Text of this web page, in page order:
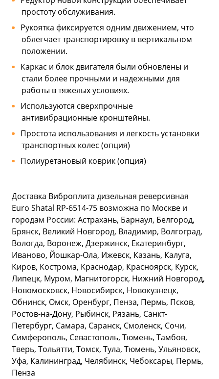
простоту обслуживания.
Рукоятка фиксируется одним движением, что
облегчает транспортировку в вертикальном
положении.
Каркас и блок двигателя были обновлены и
стали более прочными и надежными для
работы в тяжелых условиях.
Используются сверхпрочные
антивибрационные кронштейны.
Простота использования и легкость установки
транспортных колес (опция)
Полиуретановый коврик (опция)
Доставка Виброплита дизельная реверсивная
Euro Shatal RP-6514-75 возможна по Москве и
городам России: Астрахань, Барнаул, Белгород,
Брянск, Великий Новгород, Владимир, Волгоград,
Вологда, Воронеж, Дзержинск, Екатеринбург,
Иваново, Йошкар-Ола, Ижевск, Казань, Калуга,
Киров, Кострома, Краснодар, Красноярск, Курск,
Липецк, Муром, Магнитогорск, Нижний Новгород,
Новомосковск, Новосибирск, Новокузнецк,
Обнинск, Омск, Оренбург, Пенза, Пермь, Псков,
Ростов-на-Дону, Рыбинск, Рязань, Санкт-
Петербург, Самара, Саранск, Смоленск, Сочи,
Симферополь, Севастополь, Тюмень, Тамбов,
Тверь, Тольятти, Томск, Тула, Тюмень, Ульяновск,
Уфа, Калининград, Челябинск, Чебоксары, Пермь,
Пенза